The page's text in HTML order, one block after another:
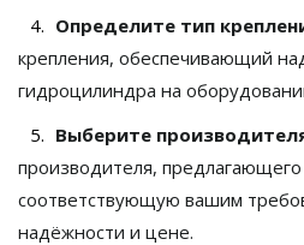
Определите тип
крепления, обеспечивающий
гидроцилиндра на
Выберите
производителя,
соответствующую вашим
надёжности и цене.